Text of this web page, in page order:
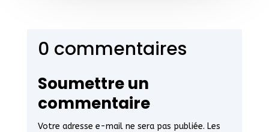
0 commentaires
Soumettre un
commentaire
Votre adresse e-mail ne sera pas publiée. Les